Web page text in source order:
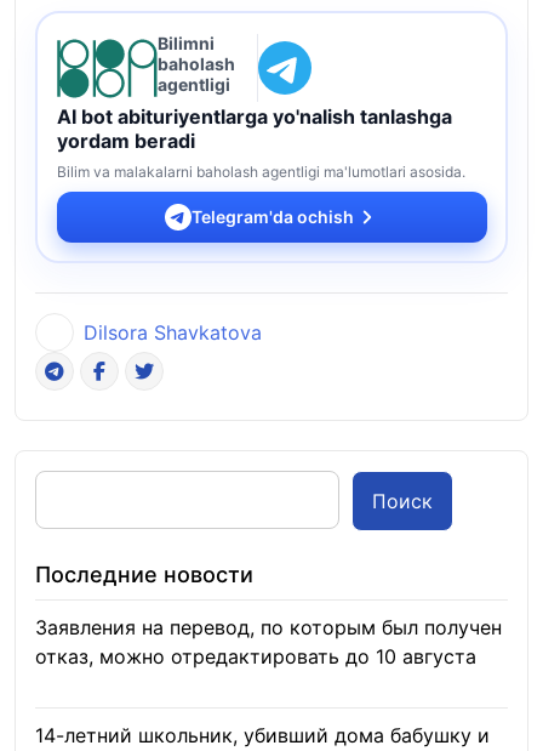
Bilimni
baholash
agentligi
AI bot abituriyentlarga yo'nalish tanlashga
yordam beradi
Bilim va malakalarni baholash agentligi ma'lumotlari asosida.
Telegram'da ochish
Dilsora Shavkatova
Поиск
Последние новости
Заявления на перевод, по которым был получен
отказ, можно отредактировать до 10 августа
14-летний школьник, убивший дома бабушку и